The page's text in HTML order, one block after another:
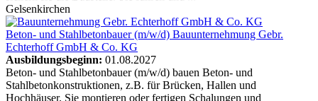
Gelsenkirchen
Beton- und Stahlbetonbauer (m/w/d) Bauunternehmung Gebr.
Echterhoff GmbH & Co. KG
Ausbildungsbeginn: 01.08.2027
Beton- und Stahlbetonbauer (m/w/d) bauen Beton- und
Stahlbetonkonstruktionen, z.B. für Brücken, Hallen und
Hochhäuser. Sie montieren oder fertigen Schalungen und